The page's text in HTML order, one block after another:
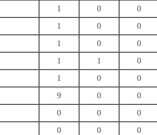
1 0 0
1 0 0
1 0 0
1 1 0
1 0 0
9 0 0
0 0 0
0 0 0